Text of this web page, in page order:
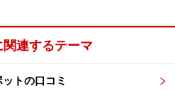
入手に努め、「
、安全確保に十分注意を払ってく
関連するテーマ
トの口コミ